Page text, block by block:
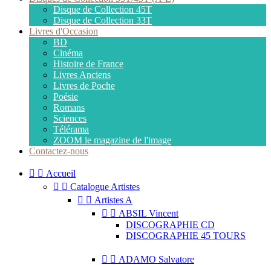
Disque de Collection 45T
Disque de Collection 33T
Livres d'Occasion
BD
Cinéma
Histoire de France
Livres Anciens
Livres de Poche
Poésie
Romans
Sciences
Télérama
ZOOM le magazine de l'image
Contactez-nous
  Accueil
  Catalogue Artistes
  Artistes A
  ABSIL Vincent
DISCOGRAPHIE CD
DISCOGRAPHIE 45 TOURS
  ADAMO Salvatore